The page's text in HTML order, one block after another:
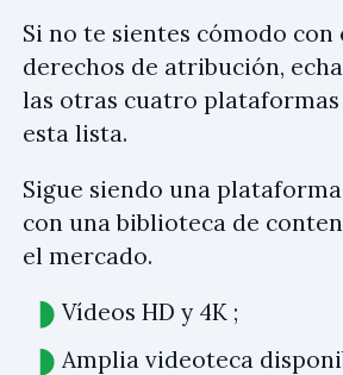
Si no te sientes cómodo con
derechos de atribución,
las otras cuatro
esta lista.
Sigue siendo una
con una biblioteca de
el mercado.
Vídeos HD y 4K ;
Amplia videoteca